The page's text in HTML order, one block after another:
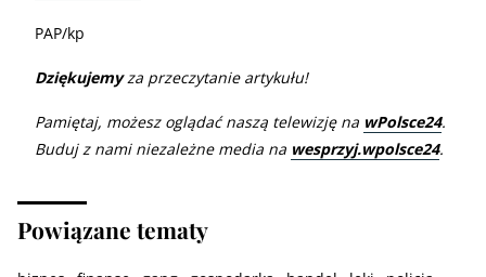
PAP/kp
Dziękujemyza przeczytanie artykułu!
Pamiętaj, możesz oglądać naszą telewizję na wPolsce24.
Buduj z nami niezależne media na wesprzyj.wpolsce24.
Powiązane tematy